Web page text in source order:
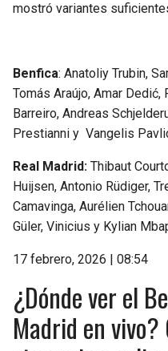
mostró variantes
Benfica: Anatoliy Trubin,
Tomás Araújo, Amar
Barreiro, Andreas
Prestianni y Vangelis
Real Madrid: Thibaut
Huijsen, Antonio Rüdiger,
Camavinga, Aurélien
Güler, Vinicius y Kylian
17 febrero, 2026 | 08:54
¿Dónde ver el
Madrid en vivo?